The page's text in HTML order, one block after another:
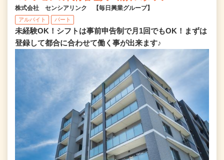
株式会社 センシアリンク 【毎日興業グループ】
アルバイト パート
未経験OK！シフトは事前申告制で月1回でもOK！まずは
登録して都合に合わせて働く事が出来ます♪